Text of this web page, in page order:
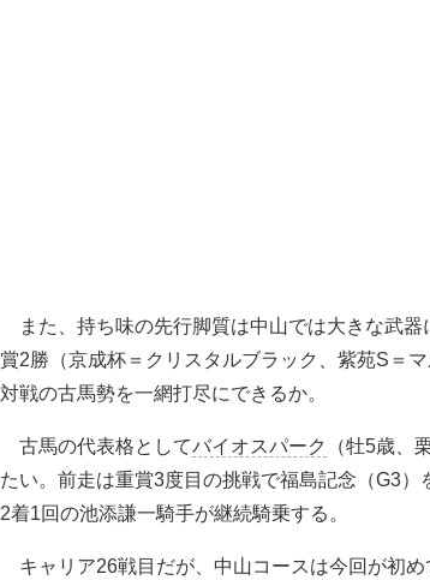
また、持ち味の先行脚質は中山では大きな武器
賞2勝（京成杯＝クリスタルブラック、紫苑S＝
対戦の古馬勢を一網打尽にできるか。
古馬の代表格としてバイオスパーク
（牡5歳、
たい。前走は重賞3度目の挑戦で福島記念（G3）
2着1回の池添謙一騎手が継続騎乗する。
キャリア26戦目だが、中山コースは今回が初